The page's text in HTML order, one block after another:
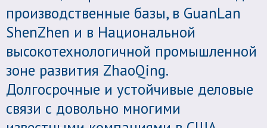
производственные базы, в GuanLan
ShenZhen и в Национальной
высокотехнологичной промышленной
зоне развития ZhaoQing.
Долгосрочные и устойчивые деловые
связи с довольно многими